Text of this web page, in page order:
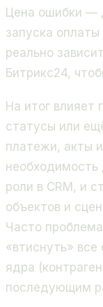
Цена ошибки —
запуска
реально
Битрикс24,
На итог влияет
статусы или
платежи, акты
необходимость
роли в CRM, и
объектов и
Часто
«втиснуть» все
ядра
последующим